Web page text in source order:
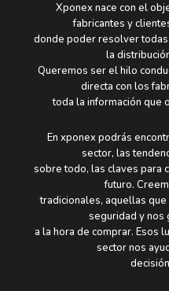
Xponex nace con el
fabricantes y
donde poder resolver
la
Queremos ser el hilo
directa con los
toda la información que
En xponex podrás
sector, las
sobre todo, las claves para
futuro.
tradicionales, aquellas que
seguridad y nos
a la hora de comprar. Esos
sector nos